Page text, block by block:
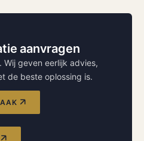
aanvragen
Wij geven eerlijk advies,
de beste oplossing is.